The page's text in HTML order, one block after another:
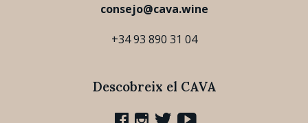
consejo@cava.wine
+34 93 890 31 04
Descobreix el CAVA